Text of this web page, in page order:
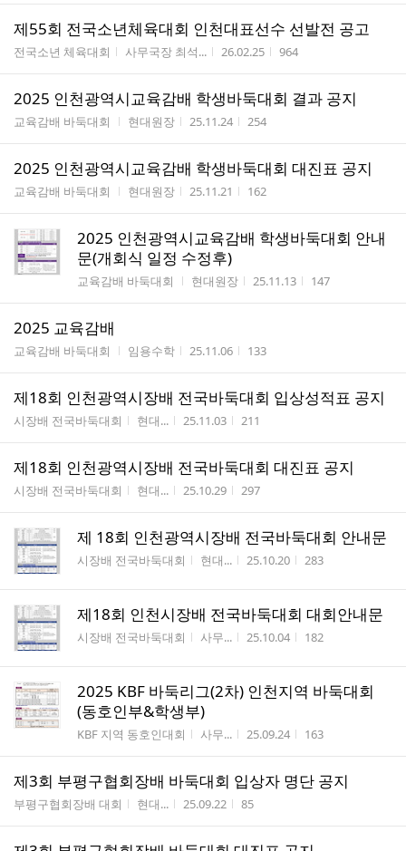
제55회 전국소년체육대회 인천대표선수 선발전 공고
게시판명
전국소년 체육대회 작성자
사무국장 최석... 작성시간
26.02.25 조회수
964
2025 인천광역시교육감배 학생바둑대회 결과 공지
게시판명
교육감배 바둑대회 작성자
현대원장 작성시간
25.11.24 조회수
254
2025 인천광역시교육감배 학생바둑대회 대진표 공지
게시판명
교육감배 바둑대회 작성자
현대원장 작성시간
25.11.21 조회수
162
2025 인천광역시교육감배 학생바둑대회 안내
문(개회식 일정 수정후)
게시판명
교육감배 바둑대회 작성자
현대원장 작성시간
25.11.13 조회수
147
2025 교육감배
게시판명
교육감배 바둑대회 작성자
임용수학 작성시간
25.11.06 조회수
133
제18회 인천광역시장배 전국바둑대회 입상성적표 공지
게시판명
시장배 전국바둑대회 작성자
현대... 작성시간
25.11.03 조회수
211
제18회 인천광역시장배 전국바둑대회 대진표 공지
게시판명
시장배 전국바둑대회 작성자
현대... 작성시간
25.10.29 조회수
297
제 18회 인천광역시장배 전국바둑대회 안내문
게시판명
시장배 전국바둑대회 작성자
현대... 작성시간
25.10.20 조회수
283
제18회 인천시장배 전국바둑대회 대회안내문
게시판명
시장배 전국바둑대회 작성자
사무... 작성시간
25.10.04 조회수
182
2025 KBF 바둑리그(2차) 인천지역 바둑대회
(동호인부&학생부)
게시판명
KBF 지역 동호인대회 작성자
사무... 작성시간
25.09.24 조회수
163
제3회 부평구협회장배 바둑대회 입상자 명단 공지
게시판명
부평구협회장배 대회 작성자
현대... 작성시간
25.09.22 조회수
85